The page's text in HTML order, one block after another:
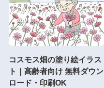
コスモス畑の塗り絵イラス
ト｜高齢者向け 無料ダウン
ロード・印刷OK